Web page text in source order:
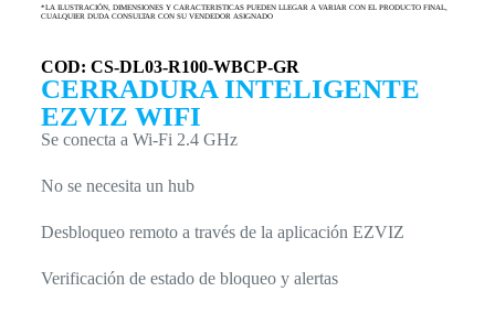
*LA ILUSTRACIÓN, DIMENSIONES Y CARACTERISTICAS PUEDEN LLEGAR A VARIAR CON EL PRODUCTO FINAL,
CUALQUIER DUDA CONSULTAR CON SU VENDEDOR ASIGNADO
COD: CS-DL03-R100-WBCP-GR
CERRADURA INTELIGENTE
EZVIZ WIFI
Se conecta a Wi-Fi 2.4 GHz
No se necesita un hub
Desbloqueo remoto a través de la aplicación EZVIZ
Verificación de estado de bloqueo y alertas